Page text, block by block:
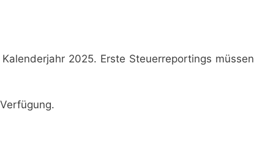
2025. Erste Steuerreportings müssen